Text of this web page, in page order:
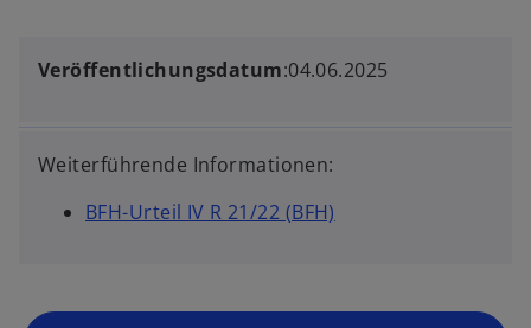
Veröffentlichungsdatum:04.06.2025
Weiterführende Informationen:
BFH-Urteil IV R 21/22 (BFH)